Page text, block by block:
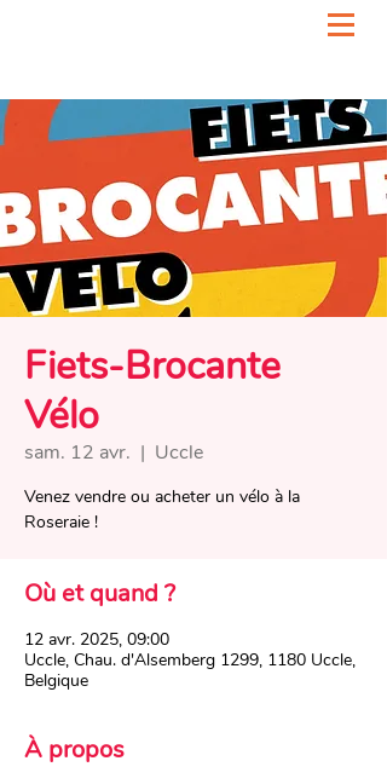
Fiets-Brocante
Vélo
sam. 12 avr.
  |
Uccle
Venez vendre ou acheter un vélo à la
Roseraie !
Où et quand ?
12 avr. 2025, 09:00
Uccle, Chau. d'Alsemberg 1299, 1180 Uccle,
Belgique
À propos